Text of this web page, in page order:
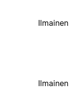
Ilmainen
Ilmainen